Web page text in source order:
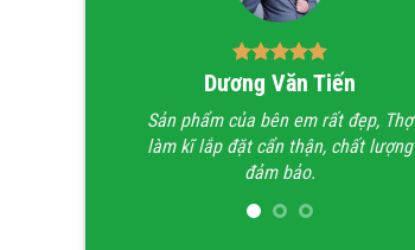
Dương Văn Tiến
Sản phẩm của bên em rất đẹp, Thợ
làm kĩ lắp đặt cẩn thận, chất lượng
đảm bảo.